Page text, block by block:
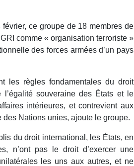
ce groupe de 18 membres de
comme « organisation terroriste »
des forces armées d’un pays
les règles fondamentales du droit
souveraine des États et le
intérieures, et contrevient aux
Nations unies, ajoute le groupe.
du droit international, les États, en
n’ont pas le droit d’exercer une
les uns aux autres, et ne